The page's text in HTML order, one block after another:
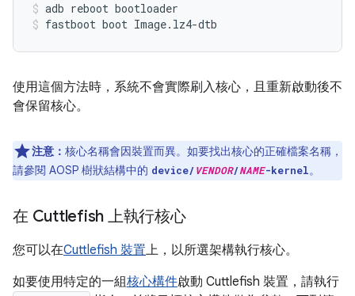
adb reboot bootloader
fastboot boot Image.lz4-dtb
使用這個方法時，系統不會實際刷入核心，且重新啟動後不
會保留核心。
注意： 核心名稱會因裝置而異。如要找出核心的正確檔案名稱，
請參閱 AOSP 樹狀結構中的 device/VENDOR/NAME-kernel。
在 Cuttlefish 上執行核心
您可以在Cuttlefish 裝置上，以所選架構執行核心。
如要使用特定的一組核心構件啟動 Cuttlefish 裝置，請執行